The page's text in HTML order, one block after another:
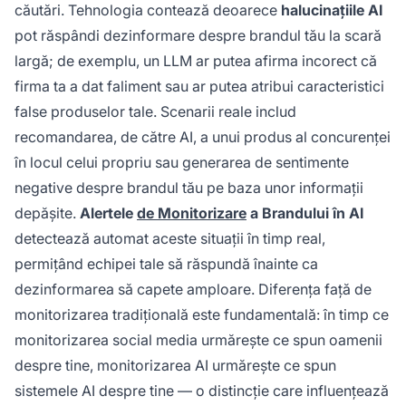
căutări. Tehnologia contează deoarece halucinațiile AI
pot răspândi dezinformare despre brandul tău la scară
largă; de exemplu, un LLM ar putea afirma incorect că
firma ta a dat faliment sau ar putea atribui caracteristici
false produselor tale. Scenarii reale includ
recomandarea, de către AI, a unui produs al concurenței
în locul celui propriu sau generarea de sentimente
negative despre brandul tău pe baza unor informații
depășite. Alertele de Monitorizare a Brandului în AI
detectează automat aceste situații în timp real,
permițând echipei tale să răspundă înainte ca
dezinformarea să capete amploare. Diferența față de
monitorizarea tradițională este fundamentală: în timp ce
monitorizarea social media urmărește ce spun oamenii
despre tine, monitorizarea AI urmărește ce spun
sistemele AI despre tine — o distincție care influențează